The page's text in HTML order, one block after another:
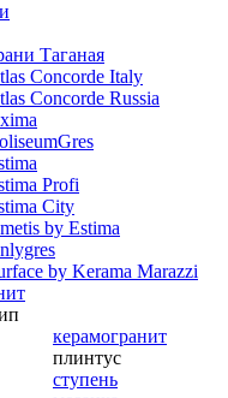
Таганая
Concorde Italy
Concorde Russia
Profi
City
by Estima
by Kerama Marazzi
керамогранит
плинтус
ступень